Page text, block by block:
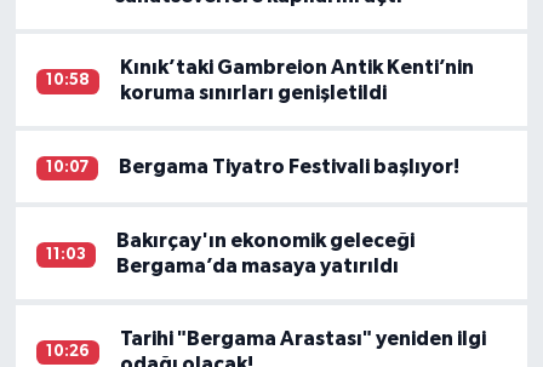
10:58
Kınık’taki Gambreion Antik Kenti’nin
koruma sınırları genişletildi
10:07 Bergama Tiyatro Festivali başlıyor!
11:03
Bakırçay'ın ekonomik geleceği
Bergama’da masaya yatırıldı
10:26
Tarihi "Bergama Arastası" yeniden ilgi